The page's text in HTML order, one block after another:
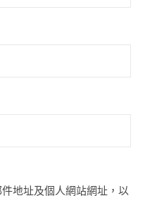
地址及個人網站網址，以